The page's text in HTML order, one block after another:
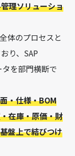
理ソリューショ
体のプロセスと
り、SAP
を部門横断で
・仕様・BOM
在庫・原価・財
盤上で結びつけ